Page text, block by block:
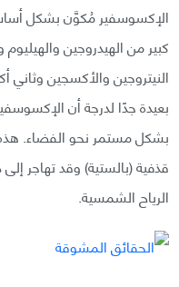
الإكسوسفير مُكوَّن بشكل
كبير من الهيدروجين
النيتروجين والأكسجين وثاني
بعيدة جدًا لدرجة أن
بشكل مستمر نحو الفضاء. هذه
قذفية (بالستية) وقد تهاجر
الرياح الشمسية.